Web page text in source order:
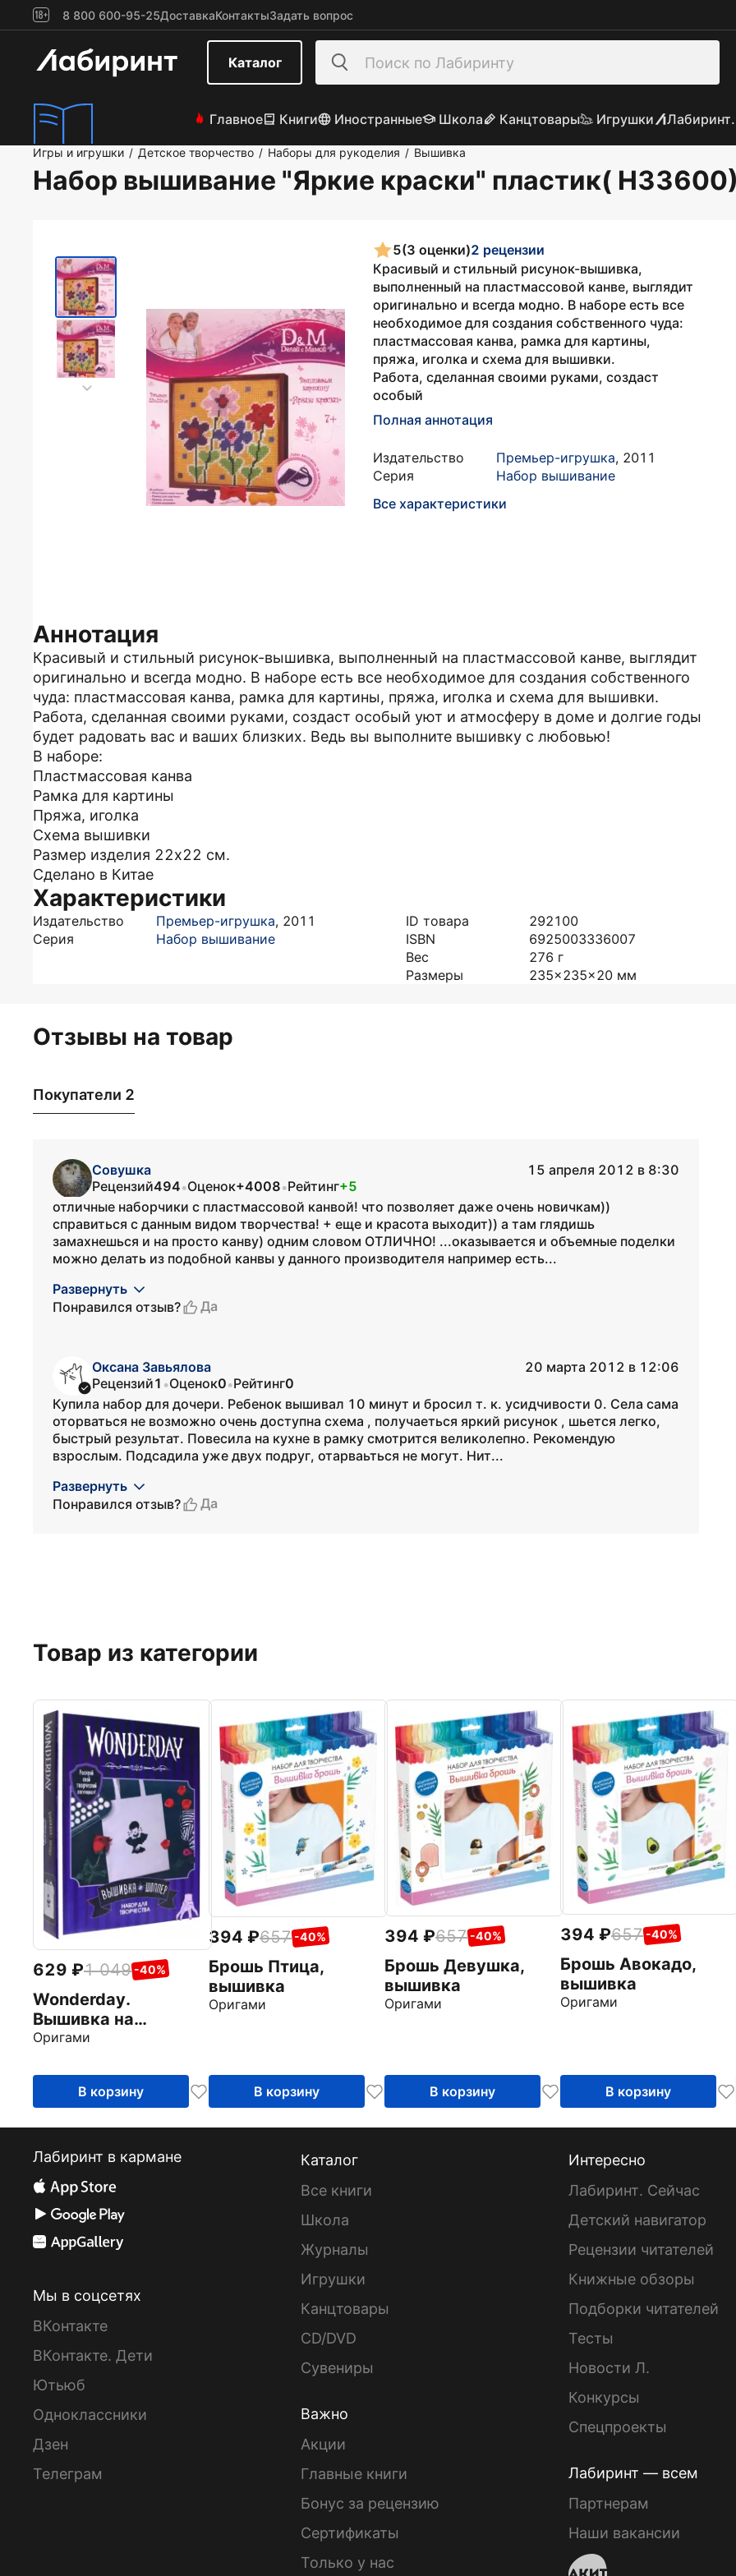
8 800 600-95-25ДоставкаКонтактыЗадать вопрос
Каталог
Главное Книги Иностранные Школа Канцтовары Игрушки
Игры и игрушки / Детское творчество / Наборы для рукоделия / Вышивка
Набор вышивание "Яркие краски" пластик( Н33600)
5(3 оценки)2 рецензии
Красивый и стильный рисунок-вышивка,
выполненный на пластмассовой канве, выглядит
оригинально и всегда модно. В наборе есть все
необходимое для создания собственного чуда:
пластмассовая канва, рамка для картины,
пряжа, иголка и схема для вышивки.
Работа, сделанная своими руками, создаст
особый
Полная аннотация
Издательство Премьер-игрушка, 2011
Серия
Набор вышивание
Все характеристики
Аннотация
Красивый и стильный рисунок-вышивка, выполненный на пластмассовой канве, выглядит
оригинально и всегда модно. В наборе есть все необходимое для создания собственного
чуда: пластмассовая канва, рамка для картины, пряжа, иголка и схема для вышивки.
Работа, сделанная своими руками, создаст особый уют и атмосферу в доме и долгие годы
будет радовать вас и ваших близких. Ведь вы выполните вышивку с любовью!
В наборе:
Пластмассовая канва
Рамка для картины
Пряжа, иголка
Схема вышивки
Размер изделия 22х22 см.
Сделано в Китае
Характеристики
Издательство Премьер-игрушка, 2011
Серия
Набор вышивание
ID товара
292100
ISBN
6925003336007
Вес
276 г
Размеры
235x235x20 мм
Отзывы на товар
Покупатели 2
Cовушка
15 апреля 2012 в 8:30
Рецензий494•Оценок+4008•Рейтинг+5
отличные наборчики с пластмассовой канвой! что позволяет даже очень новичкам))
справиться с данным видом творчества! + еще и красота выходит)) а там глядишь
замахнешься и на просто канву) одним словом ОТЛИЧНО! ...оказывается и объемные поделки
можно делать из подобной канвы у данного производителя например есть...
Развернуть
Понравился отзыв?
Да
Оксана Завьялова
20 марта 2012 в 12:06
Рецензий1 •Оценок0•Рейтинг0
Купила набор для дочери. Ребенок вышивал 10 минут и бросил т. к. усидчивости 0. Села сама
оторваться не возможно очень доступна схема , получаеться яркий рисунок , шьется легко,
быстрый результат. Повесила на кухне в рамку смотрится великолепно. Рекомендую
взрослым. Подсадила уже двух подруг, отарваьться не могут. Нит...
Развернуть
Понравился отзыв?
Да
Товар из категории
629 1 049 -40%
Wonderday.
Вышивка на
шоппере. Девушка
Оригами
В корзину
394 657 -40%
Брошь Птица,
вышивка
Оригами
В корзину
394 657 -40%
Брошь Девушка,
вышивка
Оригами
В корзину
394 657 -40%
Брошь Авокадо,
вышивка
Оригами
В корзину
Лабиринт в кармане
Мы в соцсетях
ВКонтакте
ВКонтакте. Дети
Ютьюб
Одноклассники
Дзен
Телеграм
Каталог
Все книги
Школа
Журналы
Игрушки
Канцтовары
CD/DVD
Сувениры
Важно
Акции
Главные книги
Бонус за рецензию
Сертификаты
Только у нас
Интересно
Лабиринт. Сейчас
Детский навигатор
Рецензии читателей
Книжные обзоры
Подборки читателей
Тесты
Новости Л.
Конкурсы
Спецпроекты
Лабиринт — всем
Партнерам
Наши вакансии